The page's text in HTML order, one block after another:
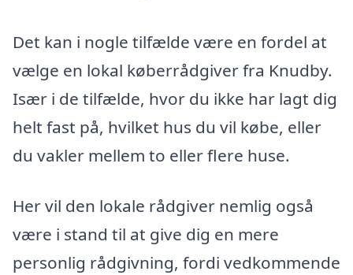
Det kan i nogle tilfælde være en fordel at
vælge en lokal køberrådgiver fra Knudby.
Især i de tilfælde, hvor du ikke har lagt dig
helt fast på, hvilket hus du vil købe, eller
du vakler mellem to eller flere huse.
Her vil den lokale rådgiver nemlig også
være i stand til at give dig en mere
personlig rådgivning, fordi vedkommende